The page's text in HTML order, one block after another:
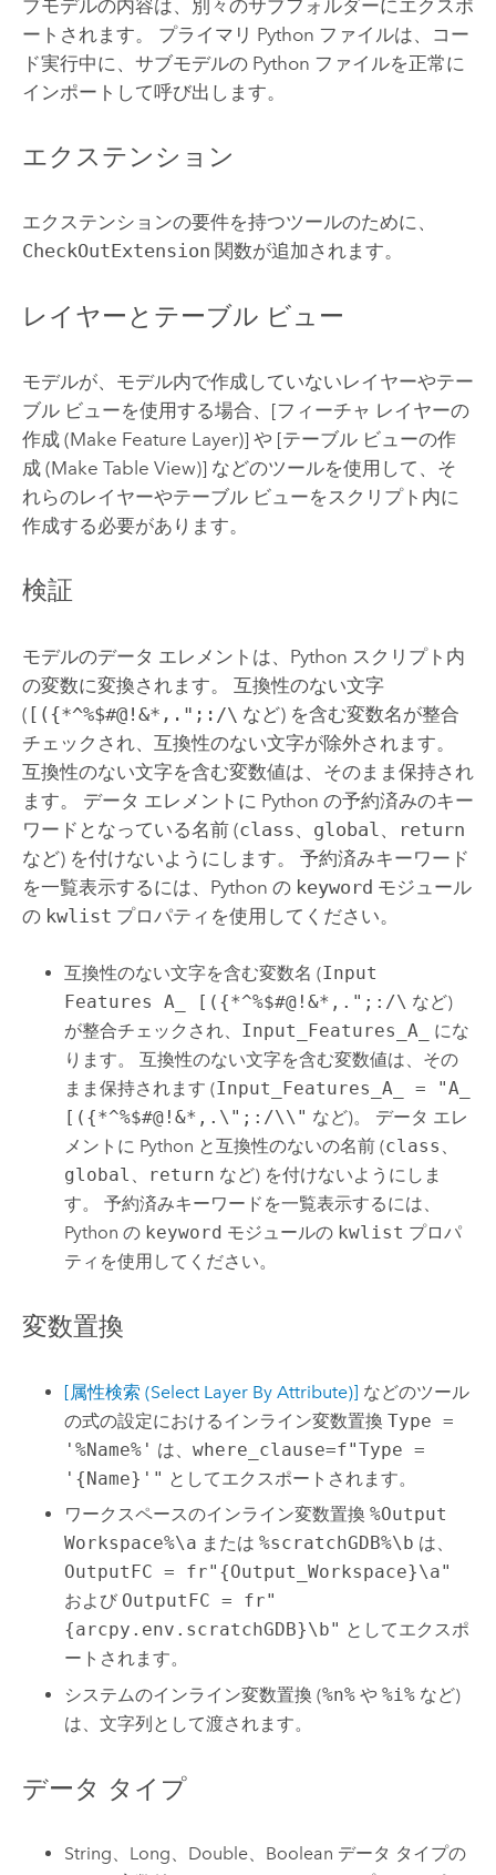
ブモデルの内容は、別々のサブフォルダーにエクスポ
ートされます。 プライマリ Python ファイルは、コー
ド実行中に、サブモデルの Python ファイルを正常に
インポートして呼び出します。
エクステンション
エクステンションの要件を持つツールのために、
CheckOutExtension 関数が追加されます。
レイヤーとテーブル ビュー
モデルが、モデル内で作成していないレイヤーやテー
ブル ビューを使用する場合、 [フィーチャ レイヤーの
作成 (Make Feature Layer)] や [テーブル ビューの作
成 (Make Table View)] などのツールを使用して、そ
れらのレイヤーやテーブル ビューをスクリプト内に
作成する必要があります。
検証
モデルのデータ エレメントは、 Python スクリプト内
の変数に変換されます。 互換性のない文字
( [({*^%$#@!&*,.";:/\ など) を含む変数名が整合
チェックされ、互換性のない文字が除外されます。
互換性のない文字を含む変数値は、そのまま保持され
ます。 データ エレメントに Python の予約済みのキー
ワードとなっている名前 (class、 global 、
return
など) を付けないようにします。 予約済みキーワード
を一覧表示するには、 Python の keyword モジュール
の kwlist プロパティを使用してください。
互換性のない文字を含む変数名 (Input
Features A_ [({*^%$#@!&*,.";:/\ など)
が整合チェックされ、 Input_Features_A_
にな
ります。 互換性のない文字を含む変数値は、その
まま保持されます (Input_Features_A_ = "A_
[({*^%$#@!&*,.\";:/\\" など)。 データ エレ
メントに Python と互換性のないの名前 (class 、
global 、 return など) を付けないようにしま
す。 予約済みキーワードを一覧表示するには、
Python の keyword モジュールの kwlist プロパ
ティを使用してください。
変数置換
[属性検索 (Select Layer By Attribute)] などのツール
の式の設定におけるインライン変数置換Type =
'%Name%' は、where_clause=f"Type =
'{Name}'" としてエクスポートされます。
ワークスペースのインライン変数置換%Output
Workspace%\a または%scratchGDB%\b は、
OutputFC = fr"{Output_Workspace}\a"
および OutputFC = fr"
{arcpy.env.scratchGDB}\b" としてエクスポ
ートされます。
システムのインライン変数置換 (%n% や%i% など)
は、文字列として渡されます。
データ タイプ
String、Long、Double、Boolean データ タイプの